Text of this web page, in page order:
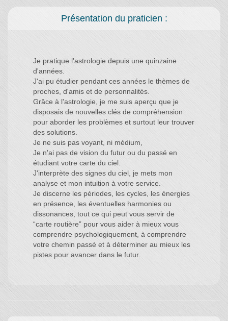
Présentation du praticien :
Je pratique l'astrologie depuis une quinzaine
d'années.
J'ai pu étudier pendant ces années le thèmes de
proches, d'amis et de personnalités.
Grâce à l'astrologie, je me suis aperçu que je
disposais de nouvelles clés de compréhension
pour aborder les problèmes et surtout leur trouver
des solutions.
Je ne suis pas voyant, ni médium,
Je n'ai pas de vision du futur ou du passé en
étudiant votre carte du ciel.
J'interprète des signes du ciel, je mets mon
analyse et mon intuition à votre service.
Je discerne les périodes, les cycles, les énergies
en présence, les éventuelles harmonies ou
dissonances, tout ce qui peut vous servir de
“carte routière” pour vous aider à mieux vous
comprendre psychologiquement, à comprendre
votre chemin passé et à déterminer au mieux les
pistes pour avancer dans le futur.